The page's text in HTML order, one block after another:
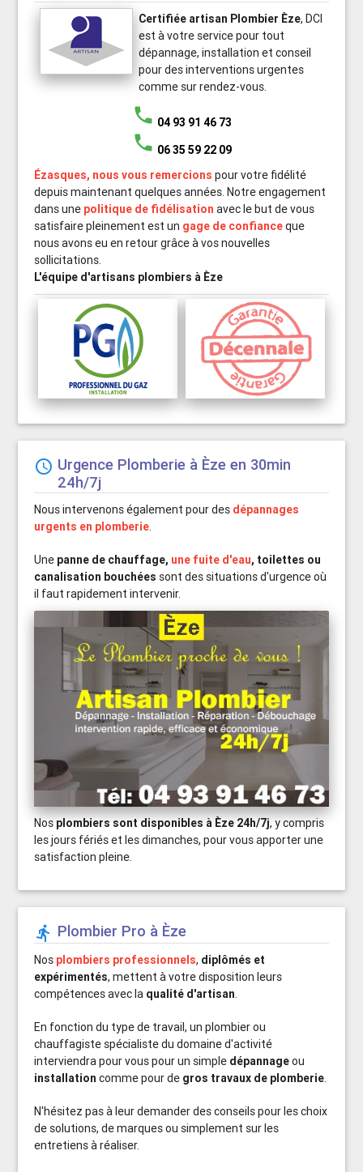
Certifiée artisan Plombier Èze, DCI
est à votre service pour tout
dépannage, installation et conseil
pour des interventions urgentes
comme sur rendez-vous.
phone 04 93 91 46 73
phone 06 35 59 22 09
Ézasques, nous vous remercions pour votre fidélité
depuis maintenant quelques années. Notre engagement
dans une politique de fidélisation avec le but de vous
satisfaire pleinement est un gage de confianceque
nous avons eu en retour grâce à vos nouvelles
sollicitations.
L'équipe d'artisans plombiers à Èze
 Urgence Plomberie à Èze en 30min
24h/7j
Nous intervenons également pour des dépannages
urgents en plomberie
Une panne de chauffage, une fuite d'eau, toilettes ou
canalisation bouchées sont des situations d'urgence où
il faut rapidement intervenir.
Nos plombiers sont disponibles à Èze 24h/7j, y compris
les jours fériés et les dimanches, pour vous apporter une
satisfaction pleine.
 Plombier Pro à Èze
Nos plombiers professionnels, diplômés et
expérimentés, mettent à votre disposition leurs
compétences avec la qualité d'artisan.
En fonction du type de travail, un plombier ou
chauffagiste spécialiste du domaine d'activité
interviendra pour vous pour un simple dépannageou
installation comme pour de gros travaux de plomberie.
N'hésitez pas à leur demander des conseils pour les choix
de solutions, de marques ou simplement sur les
entretiens à réaliser.